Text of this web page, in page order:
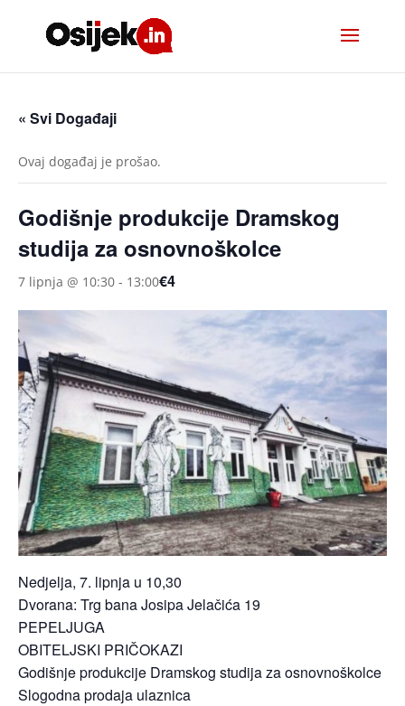
« Svi Događaji
Ovaj događaj je prošao.
Godišnje produkcije Dramskog
studija za osnovnoškolce
7 lipnja @ 10:30 - 13:00€4
Nedjelja, 7. lipnja u 10,30
Dvorana: Trg bana Josipa Jelačića 19
PEPELJUGA
OBITELJSKI PRIČOKAZI
Godišnje produkcije Dramskog studija za osnovnoškolce
Slogodna prodaja ulaznica